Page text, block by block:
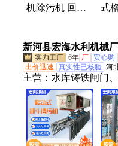
机除污机 回转
式
抓
新河县宏海水利机械厂
6年 厂 安心购
出价迅速
真实性已核验 河
主营： 水库铸铁闸门
污机、机械格栅、液
能一体化闸门、拍门
门、限流闸门